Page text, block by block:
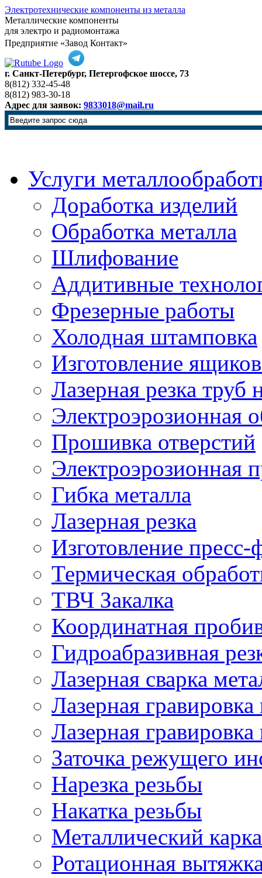
Электротехнические компоненты из металла
Металлические компоненты
для электро и радиомонтажа
Предприятие «Завод Контакт»
г. Санкт-Петербург, Петергофское шоссе, 73
8(812) 332-45-48
8(812) 983-30-18
Адрес для заявок: 9833018@mail.ru
Услуги
Доработка изделий
Обработка металла
Шлифование
Аддитивные
Фрезерные работы
Холодная штамповка
Изготовление
Лазерная резка труб
Электроэрозионная
Прошивка отверстий
Электроэрозионная
Гибка металла
Лазерная резка
Изготовление
Термическая
ТВЧ Закалка
Координатная
Гидроабразивная
Лазерная сварка
Лазерная гравировка
Лазерная
Заточка режущего
Нарезка резьбы
Накатка резьбы
Металлический
Ротационная